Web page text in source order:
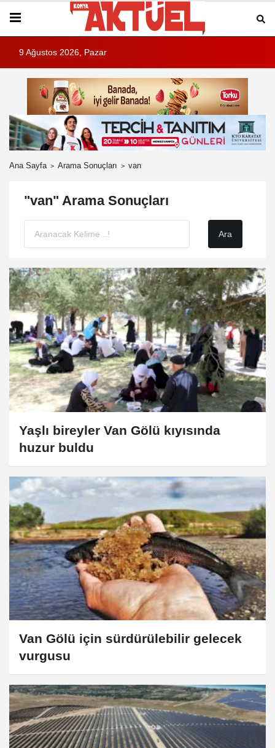
9 Ağustos 2026, Pazar
Ana Sayfa Arama Sonuçları van
"van" Arama Sonuçları
Yaşlı bireyler Van Gölü kıyısında
huzur buldu
Van Gölü için sürdürülebilir gelecek
vurgusu